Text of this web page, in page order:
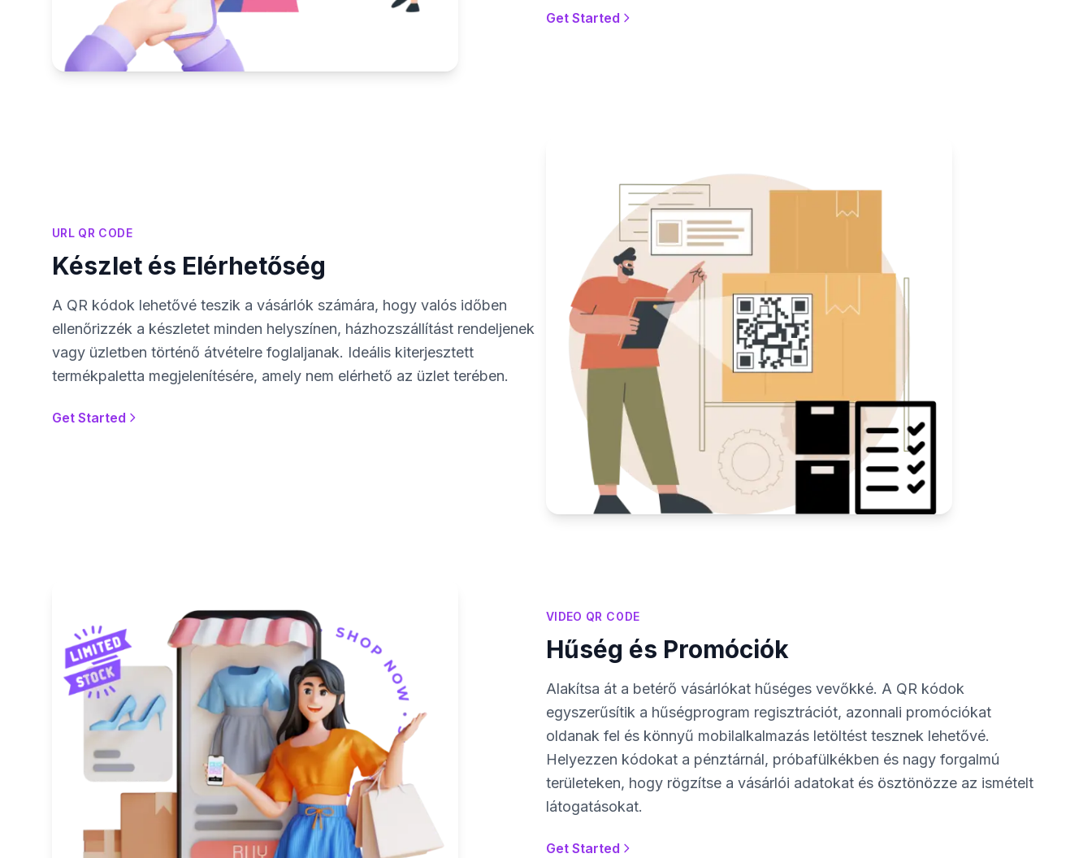
Get Started
URL QR CODE
Készlet és Elérhetőség
A QR kódok lehetővé teszik a vásárlók számára, hogy valós időben
ellenőrizzék a készletet minden helyszínen, házhozszállítást rendeljenek
vagy üzletben történő átvételre foglaljanak. Ideális kiterjesztett
termékpaletta megjelenítésére, amely nem elérhető az üzlet terében.
Get Started
VIDEO QR CODE
Hűség és Promóciók
Alakítsa át a betérő vásárlókat hűséges vevőkké. A QR kódok
egyszerűsítik a hűségprogram regisztrációt, azonnali promóciókat
oldanak fel és könnyű mobilalkalmazás letöltést tesznek lehetővé.
Helyezzen kódokat a pénztárnál, próbafülkékben és nagy forgalmú
területeken, hogy rögzítse a vásárlói adatokat és ösztönözze az ismételt
látogatásokat.
Get Started